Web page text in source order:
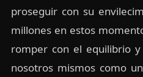
proseguir con su
millones en estos
romper con el equilibrio
nosotros mismos como